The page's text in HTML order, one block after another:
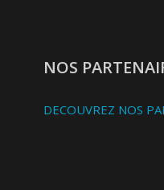
NOS
DECOUVREZ NOS